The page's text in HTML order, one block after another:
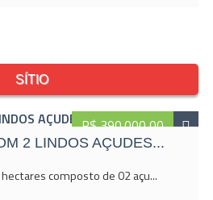
SÍTIO
R$ 390.000,00
2 LINDOS AÇUDES...
composto de 02 açu...